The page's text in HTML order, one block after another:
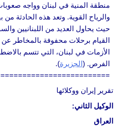
منطقة المنية في لبنان وواجه
والرياح القوية. وتعد هذه الحادثة من
حيث يحاول العديد من اللبنانيين
القيام برحلات محفوفة بالمخاطر
الأزمات في لبنان، التي تتسم
الفرص. (الجزيرة).
تقرير إيران ووكلائها
الوكيل الثاني:
العراق